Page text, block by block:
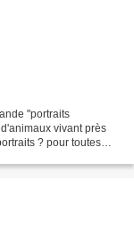
"portraits
vivant près
? pour toutes